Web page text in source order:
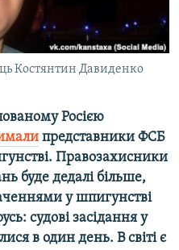
Костянтин Давиденко
Росією
представники ФСБ
Правозахисники
буде дедалі більше,
у шпигунстві
судові засідання у
в один день. В світі є